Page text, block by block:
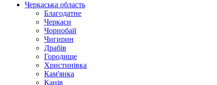
Черкаська область
Благодатне
Черкаси
Чорнобай
Чигирин
Драбів
Городище
Христинівка
Кам'янка
Канів